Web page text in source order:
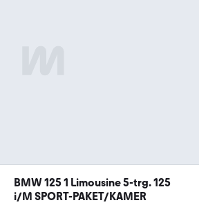
BMW 125 1 Limousine 5-trg. 125
i/M SPORT-PAKET/KAMER